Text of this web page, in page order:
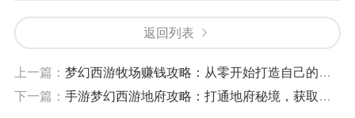
返回列表
上一篇： 梦幻西游牧场赚钱攻略：从零开始打造自己的牧场帝国
下一篇： 手游梦幻西游地府攻略：打通地府秘境，获取珍稀装备！